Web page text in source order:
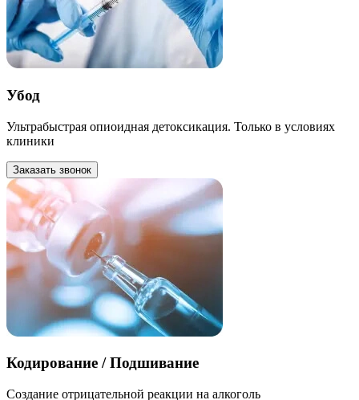
Убод
Ультрабыстрая опиоидная детоксикация. Только в условиях
клиники
Заказать звонок
Кодирование / Подшивание
Создание отрицательной реакции на алкоголь